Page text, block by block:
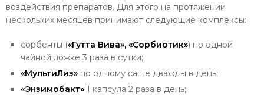
воздействия препаратов. Для этого на протяжении
нескольких месяцев принимают следующие комплексы:
сорбенты («Гутта Вива», «Сорбиотик») по одной
чайной ложке 3 раза в сутки;
«МультиЛиз» по одному саше дважды в день;
«Энзимобакт» 1 капсула 2 раза в день;